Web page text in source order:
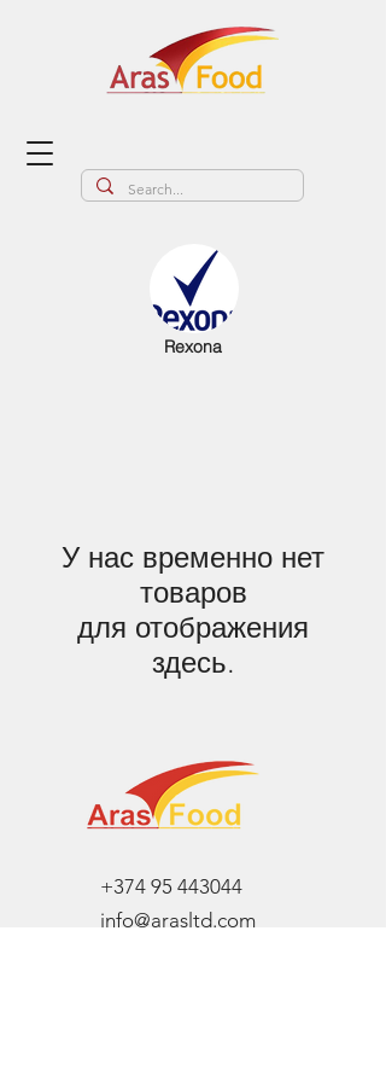
Rexona
У нас временно нет
товаров
для отображения
здесь.
+374 95 443044
info@arasltd.com